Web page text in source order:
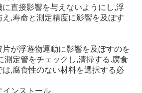
に直接影響を与えないようにし,浮
,寿命と測定精度に影響を及ぼす
が浮遊物運動に影響を及ぼすのを
測定管をチェックし,清掃する.腐食
,腐食性のない材料を選択する必
インストール